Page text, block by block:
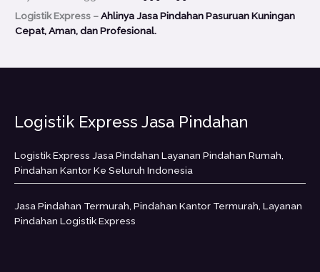
Logistik Express –Ahlinya Jasa Pindahan Pasuruan Kuningan
Cepat, Aman, dan Profesional.
Logistik Express Jasa Pindahan
Logistik Express Jasa Pindahan Layanan Pindahan Rumah,
Pindahan Kantor Ke Seluruh Indonesia
Jasa Pindahan Termurah, Pindahan Kantor Termurah, Layanan
Pindahan Logistik Express